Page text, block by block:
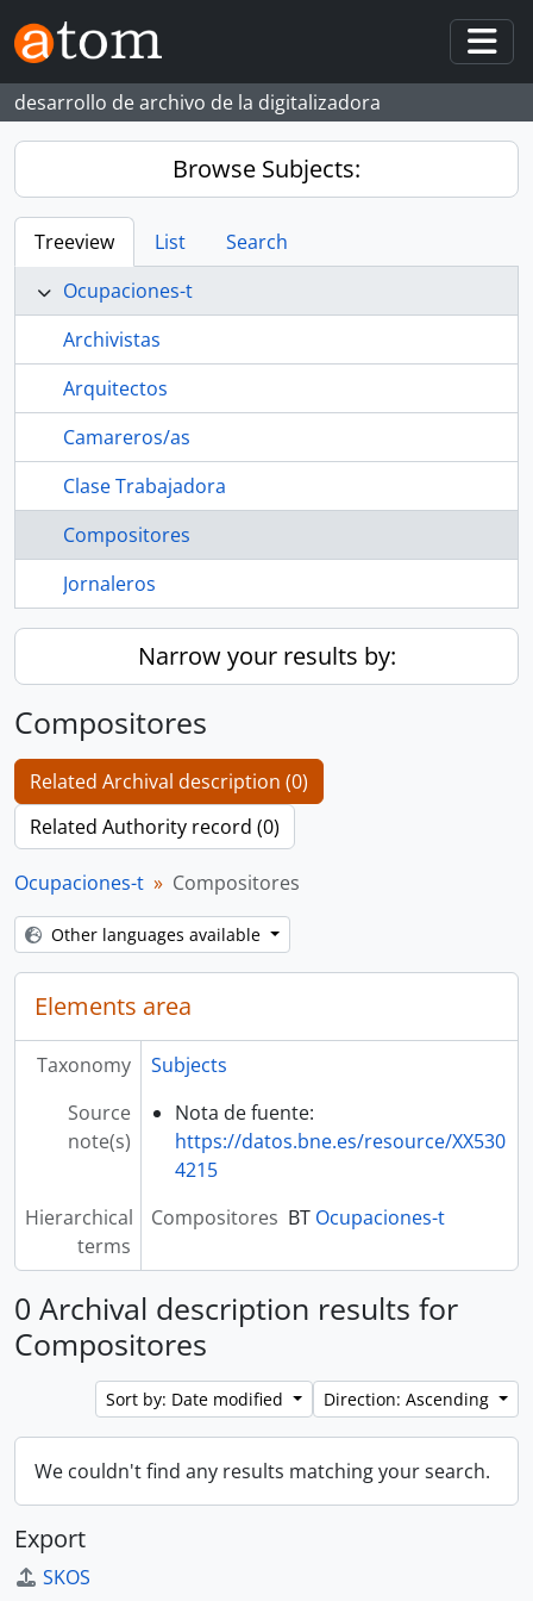
Skip to main content
desarrollo de archivo de la digitalizadora
Browse Subjects:
Treeview List
Search
Ocupaciones-t
Archivistas
Arquitectos
Camareros/as
Clase Trabajadora
Compositores
Jornaleros
Narrow your results by:
Compositores
Related Archival description (0)
Related Authority record (0)
Ocupaciones-t Compositores
Other languages available
Elements area
Taxonomy
Subjects
Source
note(s)
Nota de fuente:
https://datos.bne.es/resource/XX530
4215
Hierarchical
terms
Compositores BT Ocupaciones-t
0 Archival description results for
Compositores
Sort by: Date modified Direction: Ascending
We couldn't find any results matching your search.
Export
SKOS